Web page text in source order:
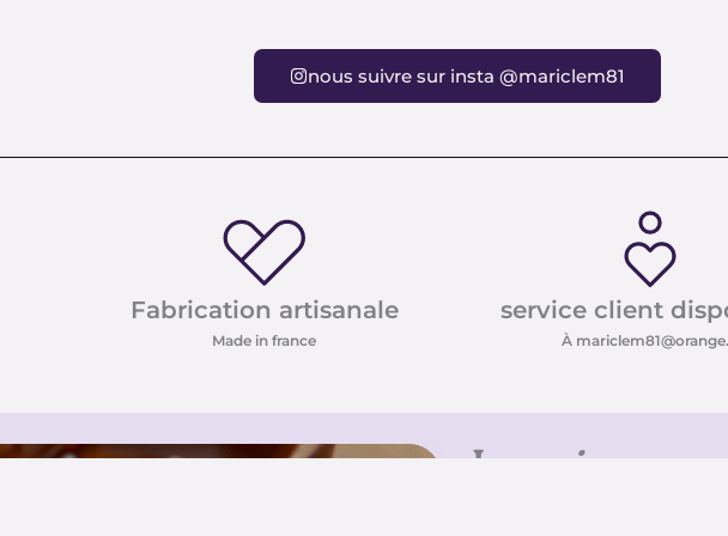
nous suivre sur insta @mariclem81
Fabrication artisanale
Made in france
service client
À
Inscrivez-